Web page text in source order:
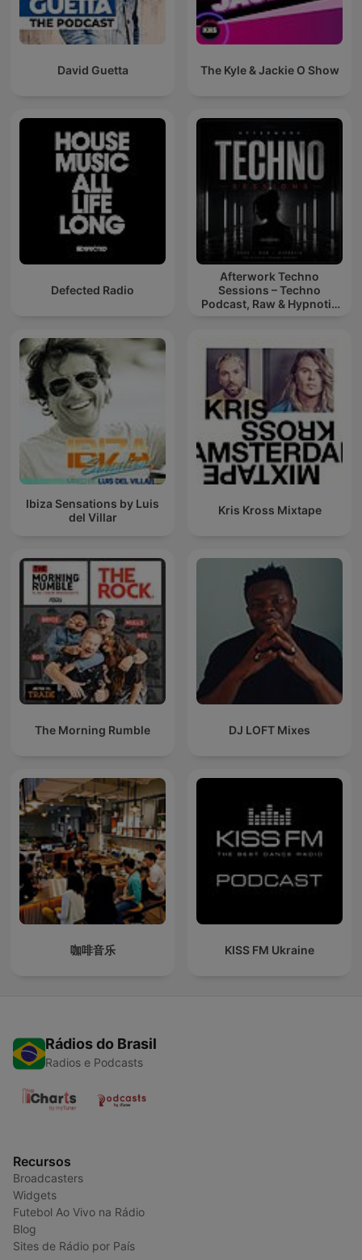
David Guetta The Kyle & Jackie O Show
Defected Radio
Afterwork Techno
Sessions – Techno
Podcast, Raw & Hypnotic
Ibiza Sensations by Luis
del Villar
Kris Kross Mixtape
The Morning Rumble DJ LOFT Mixes
咖啡音乐 KISS FM Ukraine
Rádios do Brasil
Radios e Podcasts
Recursos
Broadcasters
Widgets
Futebol Ao Vivo na Rádio
Blog
Sites de Rádio por País